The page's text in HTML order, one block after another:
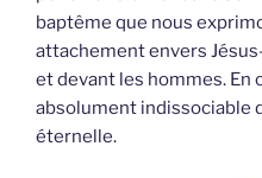
baptême que nous
attachement envers
et devant les hommes. En
absolument indissociable
éternelle.